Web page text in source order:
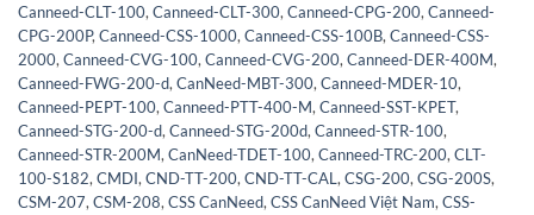
Canneed-CLT-100,Canneed-CLT-300,Canneed-CPG-200,Canneed-
CPG-200P,Canneed-CSS-1000,Canneed-CSS-100B,Canneed-CSS-
2000,Canneed-CVG-100,Canneed-CVG-200,Canneed-DER-400M,
Canneed-FWG-200-d,CanNeed-MBT-300,Canneed-MDER-10,
Canneed-PEPT-100,Canneed-PTT-400-M,Canneed-SST-KPET,
Canneed-STG-200-d,Canneed-STG-200d,Canneed-STR-100,
Canneed-STR-200M,CanNeed-TDET-100,Canneed-TRC-200,CLT-
100-S182,CMDI,CND-TT-200,CND-TT-CAL,CSG-200,CSG-200S,
CSM-207,CSM-208,CSS CanNeed,CSS CanNeed Việt Nam,CSS-